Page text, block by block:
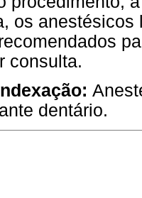
os
consulta.
dentário.